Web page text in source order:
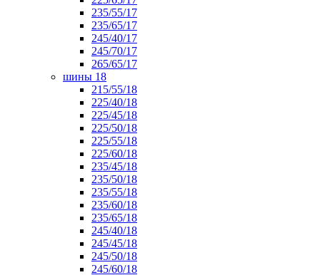
235/55/17
235/65/17
245/40/17
245/70/17
265/65/17
шины 18
215/55/18
225/40/18
225/45/18
225/50/18
225/55/18
225/60/18
235/45/18
235/50/18
235/55/18
235/60/18
235/65/18
245/40/18
245/45/18
245/50/18
245/60/18